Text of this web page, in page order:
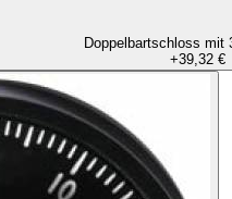
Doppelbartschloss mit
+39,32 €